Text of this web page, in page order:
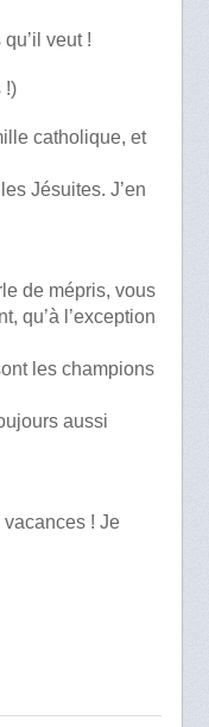
veut !
!)
catholique, et
Jésuites. J’en
de mépris, vous
qu’à l’exception
les champions
aussi
vacances ! Je